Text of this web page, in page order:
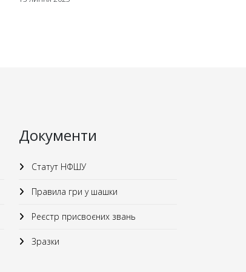
Документи
Статут НФШУ
Правила гри у шашки
Реєстр присвоєних звань
Зразки